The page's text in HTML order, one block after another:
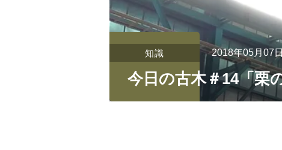
今日の古木＃14「栗
知識 2018年05月07